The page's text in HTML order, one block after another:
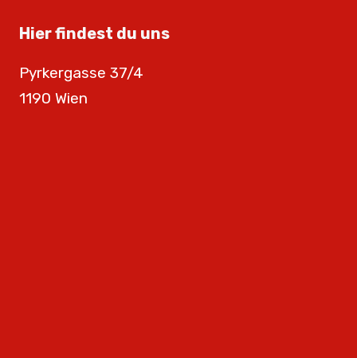
Hier findest du uns
Pyrkergasse 37/4
1190 Wien